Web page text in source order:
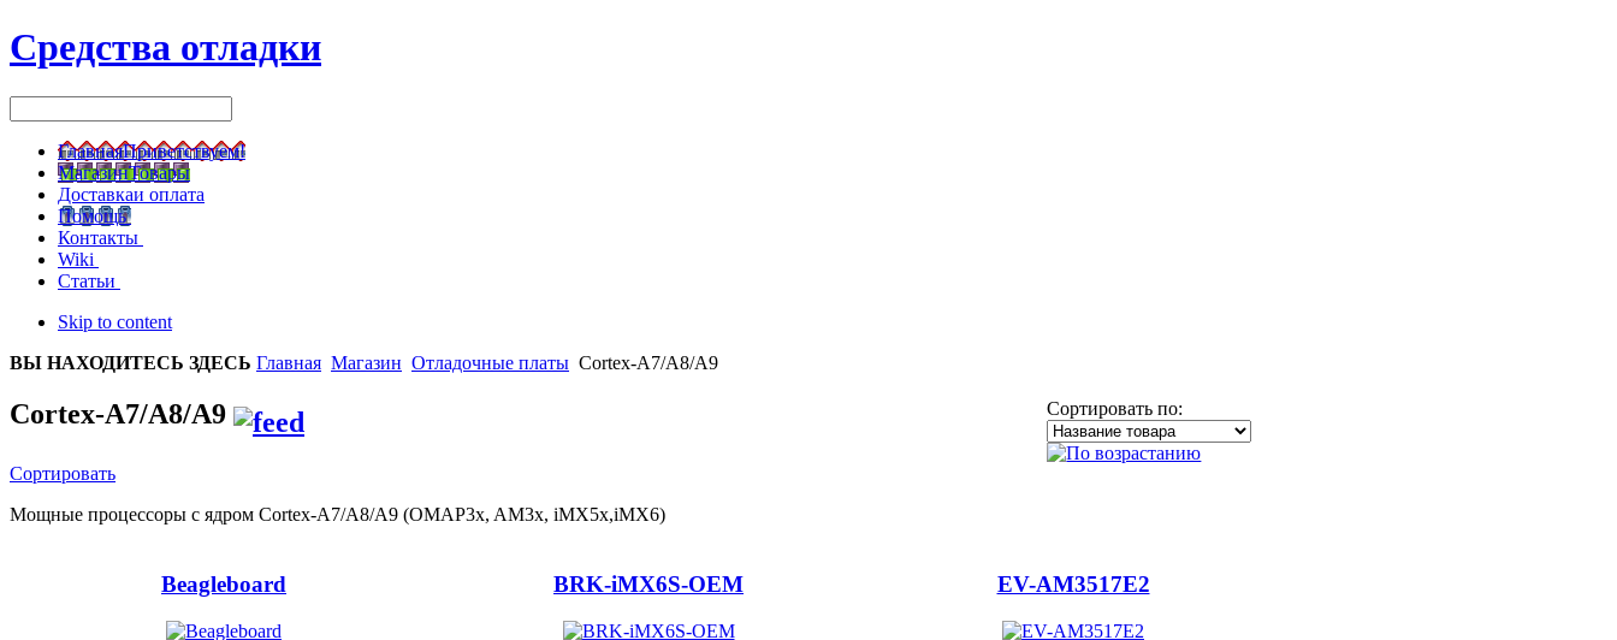
Средства отладки
ГлавнаяПриветствуем!
МагазинТовары
Доставкаи оплата
Помощь
Контакты
Wiki
Статьи
Skip to content
ВЫ НАХОДИТЕСЬ ЗДЕСЬ Главная Магазин Отладочные платы Cortex-A7/A8/A9
Сортировать по:
Cortex-A7/A8/A9
Сортировать
Мощные процессоры с ядром Cortex-A7/A8/A9 (OMAP3x, AM3x, iMX5x,iMX6)
Beagleboard BRK-iMX6S-OEM EV-AM3517E2